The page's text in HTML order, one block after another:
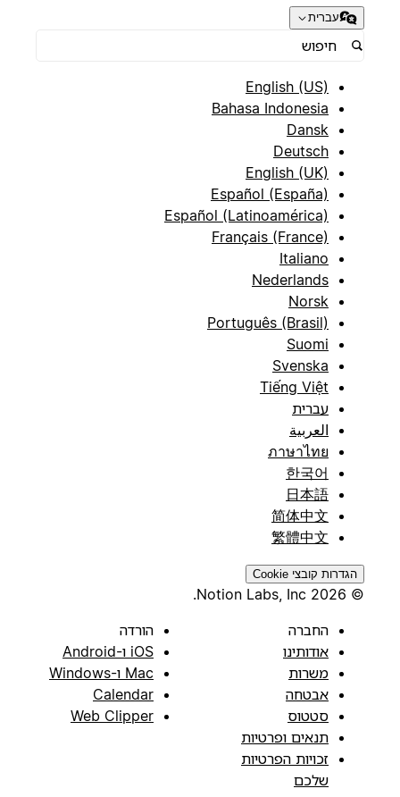
עברית
English (US)
Bahasa Indonesia
Dansk
Deutsch
English (UK)
Español (España)
Español (Latinoamérica)
Français (France)
Italiano
Nederlands
Norsk
Português (Brasil)
Suomi
Svenska
Tiếng Việt
עברית
العربية
ภาษาไทย
한국어
日本語
简体中文
繁體中文
הגדרות קובצי Cookie
החברה
אודותינו
משרות
אבטחה
סטטוס
תנאים ופרטיות
זכויות הפרטיות
שלכם
הורדה
iOS ו-Android
Mac ו-Windows
Calendar
Web Clipper